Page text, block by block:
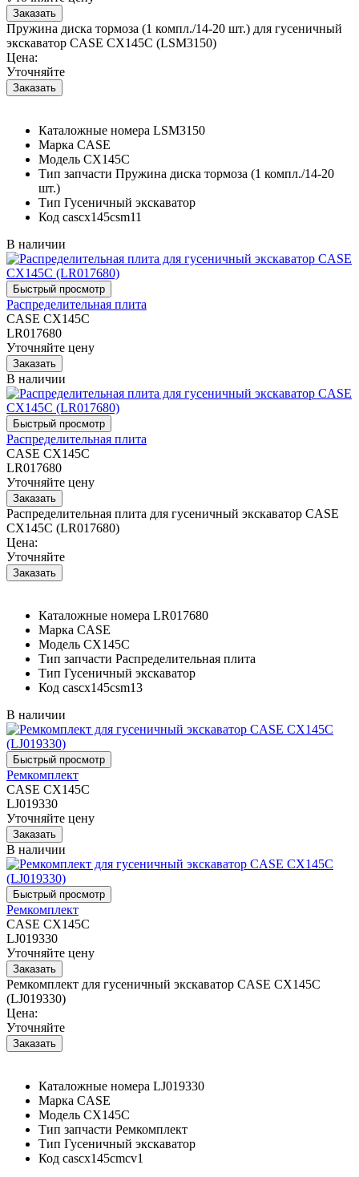
Пружина диска тормоза (1 компл./14-20 шт.) для гусеничный
экскаватор CASE CX145C (LSM3150)
Цена:
Уточняйте
Каталожные номера LSM3150
Марка CASE
Модель CX145C
Тип запчасти Пружина диска тормоза (1 компл./14-20
шт.)
Тип Гусеничный экскаватор
Код cascx145csm11
В наличии
Распределительная плита
CASE CX145C
LR017680
Уточняйте цену
В наличии
Распределительная плита
CASE CX145C
LR017680
Уточняйте цену
Распределительная плита для гусеничный экскаватор CASE
CX145C (LR017680)
Цена:
Уточняйте
Каталожные номера LR017680
Марка CASE
Модель CX145C
Тип запчасти Распределительная плита
Тип Гусеничный экскаватор
Код cascx145csm13
В наличии
Ремкомплект
CASE CX145C
LJ019330
Уточняйте цену
В наличии
Ремкомплект
CASE CX145C
LJ019330
Уточняйте цену
Ремкомплект для гусеничный экскаватор CASE CX145C
(LJ019330)
Цена:
Уточняйте
Каталожные номера LJ019330
Марка CASE
Модель CX145C
Тип запчасти Ремкомплект
Тип Гусеничный экскаватор
Код cascx145cmcv1